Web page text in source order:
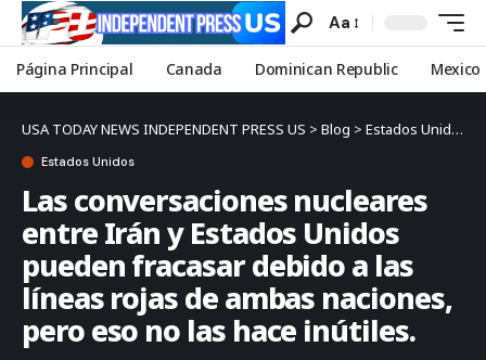
Aa
Página Principal Canada Dominican Republic Mexico
USA TODAY NEWS INDEPENDENT PRESS US > Blog > Estados Unidos
Estados Unidos
Las conversaciones nucleares
entre Irán y Estados Unidos
pueden fracasar debido a las
líneas rojas de ambas naciones,
pero eso no las hace inútiles.